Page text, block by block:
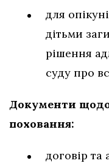
для
дітьми
рішення
суду про
Документи
поховання:
договір та